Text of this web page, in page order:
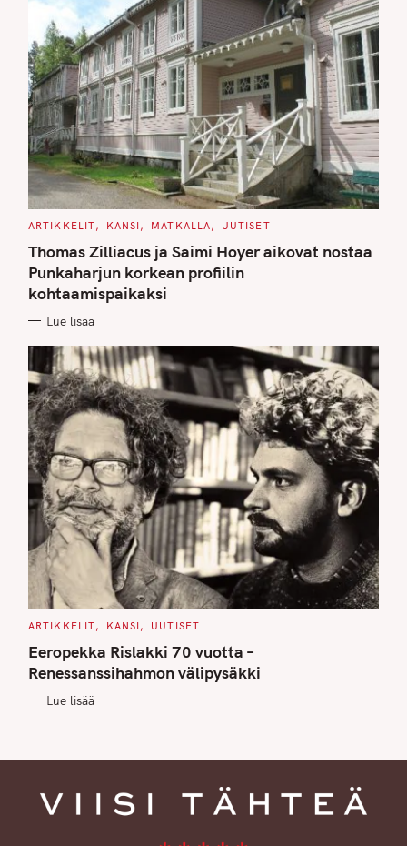
C
T
E
G
O
R
I
S
ARTIKKELIT KANSI MATKALLA UUTISET
Thomas Zilliacus ja Saimi Hoyer aikovat nostaa
Punkaharjun korkean profiilin
kohtaamispaikaksi
Lue lisää
C
T
E
G
O
I
ARTIKKELIT KANSI UUTISET
Eeropekka Rislakki 70 vuotta –
Renessanssihahmon välipysäkki
Lue lisää